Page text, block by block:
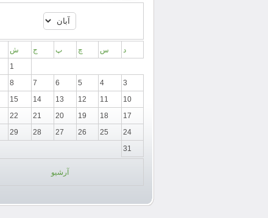
د س چ پ ج ش
1
3
4
5
6
7
8
10
11
12
13
14
15
17
18
19
20
21
22
24
25
26
27
28
29
31
آرشیو